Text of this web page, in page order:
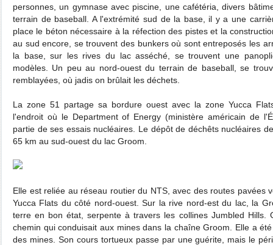
personnes, un gymnase avec piscine, une cafétéria, divers
terrain de baseball. A l'extrémité sud de la base, il y a une
place le béton nécessaire à la réfection des pistes et la
au sud encore, se trouvent des bunkers où sont entreposés les
la base, sur les rives du lac asséché, se trouvent une
modèles. Un peu au nord-ouest du terrain de baseball, se
remblayées, où jadis on brûlait les déchets.
La zone 51 partage sa bordure ouest avec la zone Yucca
l'endroit où le Department of Energy (ministère américain de
partie de ses essais nucléaires. Le dépôt de déchêts nucléaires
65 km au sud-ouest du lac Groom.
Elle est reliée au réseau routier du NTS, avec des routes pavées
Yucca Flats du côté nord-ouest. Sur la rive nord-est du lac, la
terre en bon état, serpente à travers les collines Jumbled Hills.
chemin qui conduisait aux mines dans la chaîne Groom. Elle a
des mines. Son cours tortueux passe par une guérite, mais le